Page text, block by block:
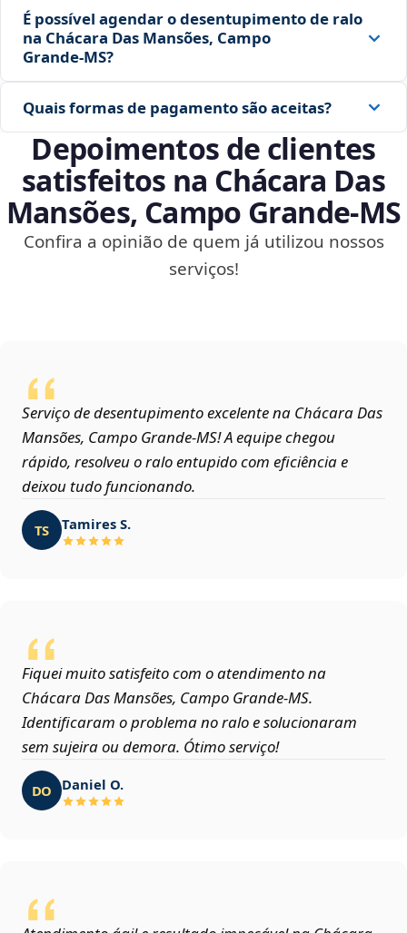
É possível agendar o desentupimento de ralo
na Chácara Das Mansões, Campo
Grande‑MS?
Quais formas de pagamento são aceitas?
Depoimentos de clientes
satisfeitos na Chácara Das
Mansões, Campo Grande‑MS
Confira a opinião de quem já utilizou nossos
serviços!
Serviço de desentupimento excelente na Chácara Das
Mansões, Campo Grande‑MS! A equipe chegou
rápido, resolveu o ralo entupido com eficiência e
deixou tudo funcionando.
TS Tamires S.
Fiquei muito satisfeito com o atendimento na
Chácara Das Mansões, Campo Grande‑MS.
Identificaram o problema no ralo e solucionaram
sem sujeira ou demora. Ótimo serviço!
DO Daniel O.